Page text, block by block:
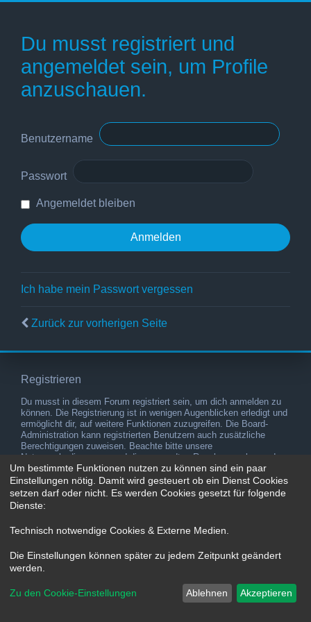
Du musst registriert und
angemeldet sein, um Profile
anzuschauen.
Benutzername
Passwort
Angemeldet bleiben
Ich habe mein Passwort vergessen
Zurück zur vorherigen Seite
Registrieren
Du musst in diesem Forum registriert sein, um dich anmelden zu
können. Die Registrierung ist in wenigen Augenblicken erledigt und
ermöglicht dir, auf weitere Funktionen zuzugreifen. Die Board-
Administration kann registrierten Benutzern auch zusätzliche
Berechtigungen zuweisen. Beachte bitte unsere
Nutzungsbedingungen und die verwandten Regelungen, bevor du
dich registrierst. Bitte beachte auch die jeweiligen Forenregeln,
wenn du dich in diesem Board bewegst.
Nutzungsbedingungen|Datenschutzerklärung
Um bestimmte Funktionen nutzen zu können sind ein paar
Einstellungen nötig. Damit wird gesteuert ob ein Dienst Cookies
setzen darf oder nicht. Es werden Cookies gesetzt für folgende
Dienste:
Technisch notwendige Cookies & Externe Medien
Die Einstellungen können später zu jedem Zeitpunkt geändert
werden.
Zu den Cookie-Einstellungen Ablehnen Akzeptieren